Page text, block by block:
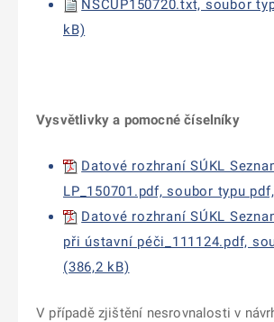
NSCUP150720.txt, soubor
kB)
Vysvětlivky a pomocné číselníky
Datové rozhraní SÚKL
LP_150701.pdf, soubor typu
Datové rozhraní SÚKL
při ústavní péči_111124.pdf,
(386,2 kB)
V případě zjištění nesrovnalosti v